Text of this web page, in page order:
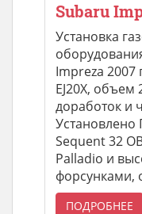
Subaru
Установка
Impreza 2007
EJ20X,
доработок и
Установлено
Sequent 32
Palladio и
форсунками,
ПОДРОБНЕЕ